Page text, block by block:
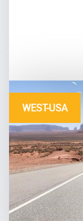
WEST-USA